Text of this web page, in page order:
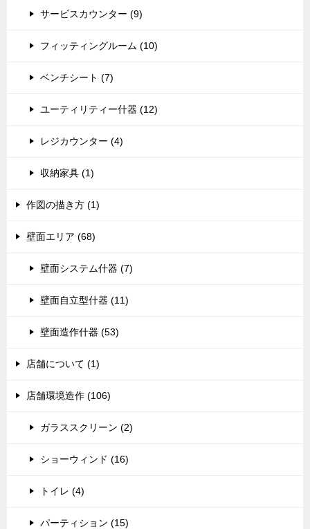
サービスカウンター (9)
フィッティングルーム (10)
ベンチシート (7)
ユーティリティー什器 (12)
レジカウンター (4)
収納家具 (1)
作図の描き方 (1)
壁面エリア (68)
壁面システム什器 (7)
壁面自立型什器 (11)
壁面造作什器 (53)
店舗について (1)
店舗環境造作 (106)
ガラススクリーン (2)
ショーウィンド (16)
トイレ (4)
パーティション (15)